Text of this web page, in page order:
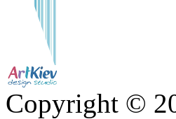
Copyright ©